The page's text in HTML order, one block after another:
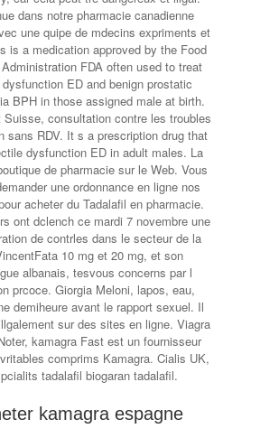
dans notre pharmacie canadienne
une quipe de mdecins expriments et
is a medication approved by the Food
FDA often used to treat
ED and benign prostatic
BPH in those assigned male at birth.
Suisse, consultation contre les troubles
sans RDV. It s a prescription drug that
dysfunction ED in adult males. La
de pharmacie sur le Web. Vous
une ordonnance en ligne nos
acheter du Tadalafil en pharmacie.
ont dclench ce mardi 7 novembre une
de contrles dans le secteur de la
10 mg et 20 mg, et son
albanais, tesvous concerns par l
prcoce. Giorgia Meloni, lapos, eau,
demiheure avant le rapport sexuel. Il
sur des sites en ligne. Viagra
kamagra Fast est un fournisseur
comprims Kamagra. Cialis UK,
tadalafil biogaran tadalafil.
kamagra espagne